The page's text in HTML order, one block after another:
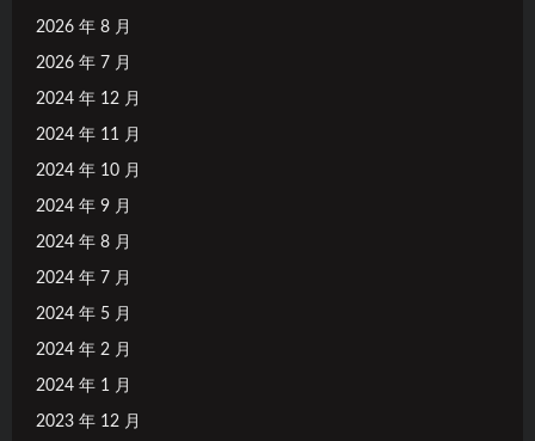
2026 年 8 月
2026 年 7 月
2024 年 12 月
2024 年 11 月
2024 年 10 月
2024 年 9 月
2024 年 8 月
2024 年 7 月
2024 年 5 月
2024 年 2 月
2024 年 1 月
2023 年 12 月